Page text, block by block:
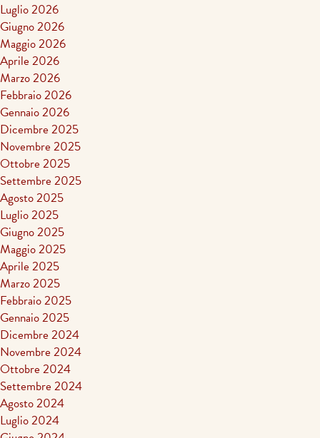
Luglio 2026
Giugno 2026
Maggio 2026
Aprile 2026
Marzo 2026
Febbraio 2026
Gennaio 2026
Dicembre 2025
Novembre 2025
Ottobre 2025
Settembre 2025
Agosto 2025
Luglio 2025
Giugno 2025
Maggio 2025
Aprile 2025
Marzo 2025
Febbraio 2025
Gennaio 2025
Dicembre 2024
Novembre 2024
Ottobre 2024
Settembre 2024
Agosto 2024
Luglio 2024